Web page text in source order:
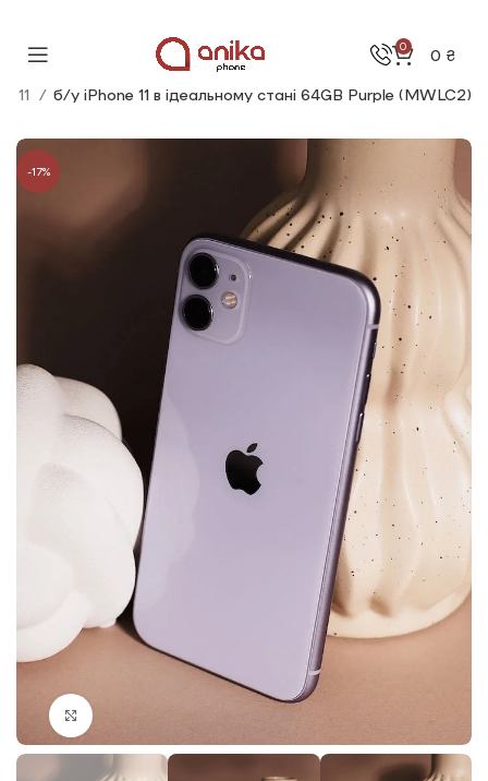
0 0 ₴
11 б/у iPhone 11 в ідеальному стані 64GB Purple (MWLC2)
-17%